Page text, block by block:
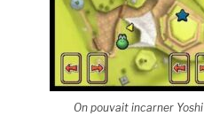
On pouvait incarner Yoshi